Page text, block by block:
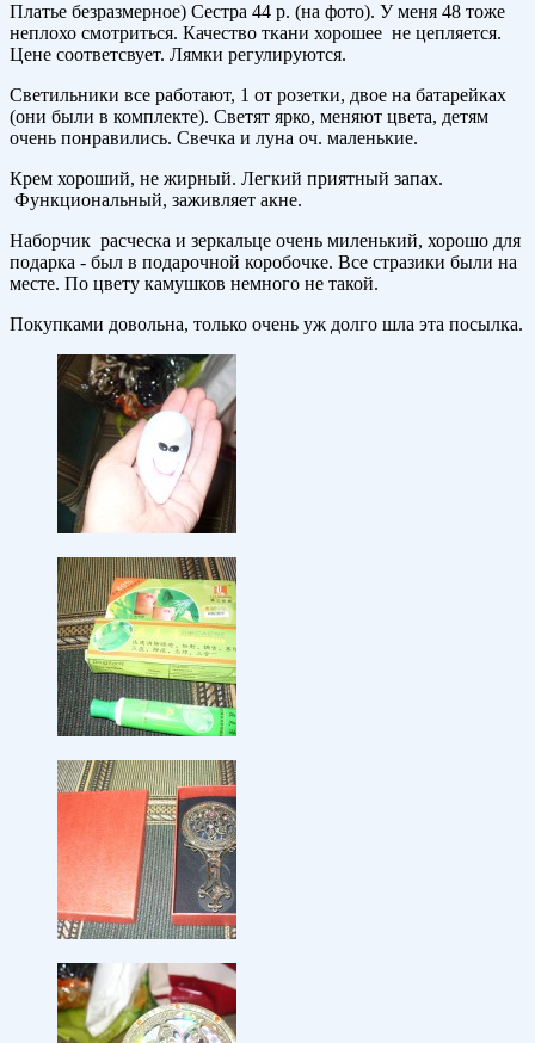
Платье безразмерное) Сестра 44 р. (на фото). У меня 48 тоже
неплохо смотриться. Качество ткани хорошее не цепляется.
Цене соответсвует. Лямки регулируются.
Светильники все работают, 1 от розетки, двое на батарейках
(они были в комплекте). Светят ярко, меняют цвета, детям
очень понравились. Свечка и луна оч. маленькие.
Крем хороший, не жирный. Легкий приятный запах.
Функциональный, заживляет акне.
Наборчик расческа и зеркальце очень миленький, хорошо для
подарка - был в подарочной коробочке. Все стразики были на
месте. По цвету камушков немного не такой.
Покупками довольна, только очень уж долго шла эта посылка.